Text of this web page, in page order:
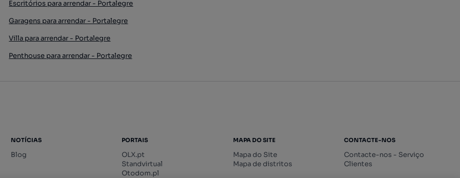
Escritórios para arrendar - Portalegre
Garagens para arrendar - Portalegre
Villa para arrendar - Portalegre
Penthouse para arrendar - Portalegre
NOTÍCIAS
Blog
PORTAIS
OLX.pt
Standvirtual
Otodom.pl
MAPA DO SITE
Mapa do Site
Mapa de distritos
CONTACTE-NOS
Contacte-nos - Serviço
Clientes